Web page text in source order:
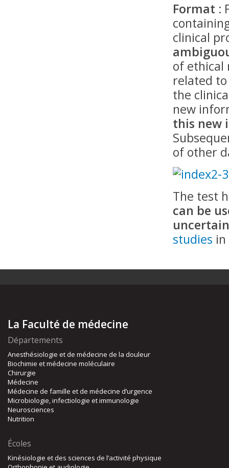
Format :
clinical
of ethical
related
the
new
this new
of other
The test
can be
studies
La Faculté de médecine
Départements
Anesthésiologie et de médecine de la douleur
Biochimie et médecine moléculaire
Chirurgie
Médecine
Médecine de famille et de médecine d’urgence
Microbiologie, infectiologie et immunologie
Neurosciences
Nutrition
Écoles
Kinésiologie et des sciences de l’activité physique